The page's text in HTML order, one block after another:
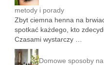
metody i porady
Zbyt ciemna henna na
spotkać każdego, kto
Czasami wystarczy …
Domowe sposoby